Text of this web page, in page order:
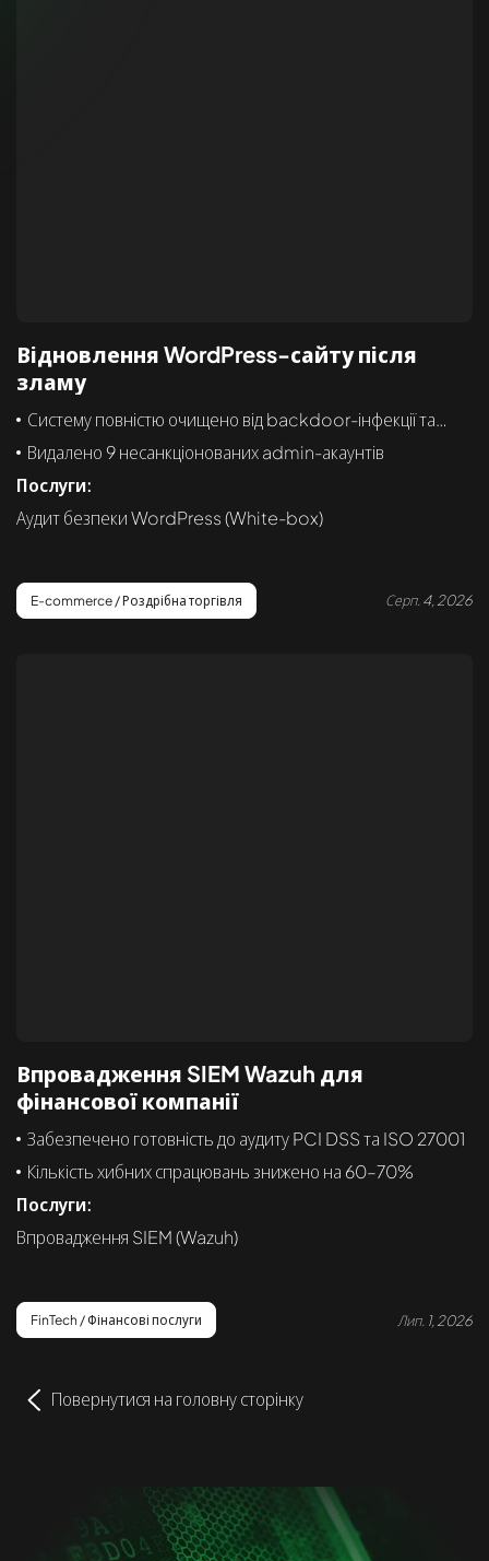
Відновлення WordPress-сайту після
зламу
Систему повністю очищено від backdoor-інфекції та
webshell
Видалено 9 несанкціонованих admin-акаунтів
Послуги:
Аудит безпеки WordPress (White-box)
E-commerce / Роздрібна торгівля Серп. 4, 2026
Впровадження SIEM Wazuh для
фінансової компанії
Забезпечено готовність до аудиту PCI DSS та ISO 27001
Кількість хибних спрацювань знижено на 60–70%
Послуги:
Впровадження SIEM (Wazuh)
FinTech / Фінансові послуги Лип. 1, 2026
Повернутися на головну сторінку